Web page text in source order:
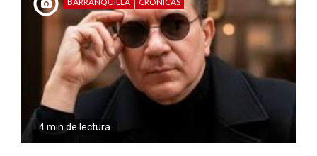
4 min de lectura